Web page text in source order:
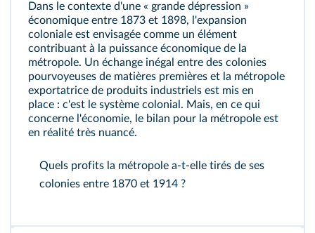
Dans le contexte d'une « grande dépression »
économique entre 1873 et 1898, l'expansion
coloniale est envisagée comme un élément
contribuant à la puissance économique de la
métropole. Un échange inégal entre des colonies
pourvoyeuses de matières premières et la métropole
exportatrice de produits industriels est mis en
place : c'est le système colonial. Mais, en ce qui
concerne l'économie, le bilan pour la métropole est
en réalité très nuancé.
Quels profits la métropole a-t-elle tirés de ses
colonies entre 1870 et 1914 ?